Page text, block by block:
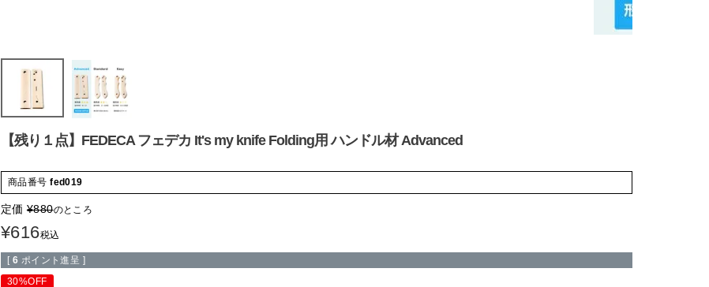
【残り１点】FEDECA フェデカ It's my knife Folding用 ハンドル材 Advanced
商品番号 fed019
定価 ¥880のところ
¥616税込
[ 6 ポイント進呈 ]
30%OFF